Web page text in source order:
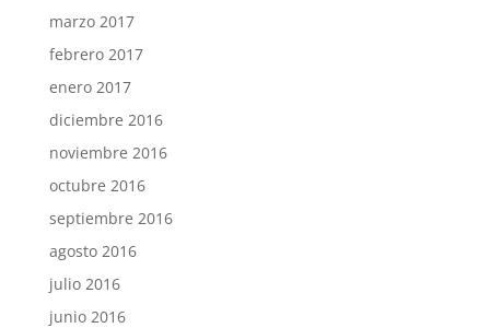
marzo 2017
febrero 2017
enero 2017
diciembre 2016
noviembre 2016
octubre 2016
septiembre 2016
agosto 2016
julio 2016
junio 2016